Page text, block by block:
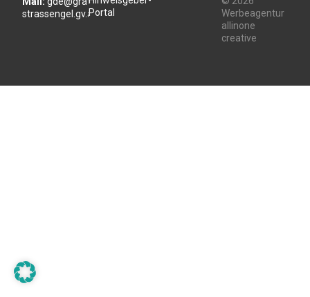
strassengel.gv.atPortal
Werbeagentur
allinone
creative